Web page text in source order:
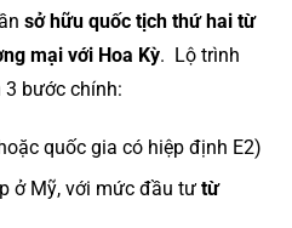
sở hữu quốc tịch thứ hai từ
mại với Hoa Kỳ. Lộ trình
3 bước chính:
quốc gia có hiệp định E2)
ở Mỹ, với mức đầu tưtừ